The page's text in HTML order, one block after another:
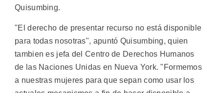
Quisumbing.
"El derecho de presentar recurso no está disponible
para todas nosotras", apuntó Quisumbing, quien
tambien es jefa del Centro de Derechos Humanos
de las Naciones Unidas en Nueva York. "Formemos
a nuestras mujeres para que sepan como usar los